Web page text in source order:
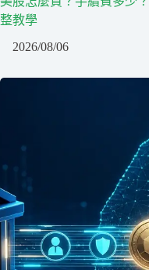
整教學
2026/08/06